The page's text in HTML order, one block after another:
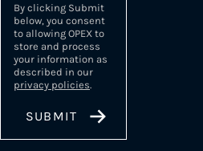
By clicking Submit
below, you consent
to allowing OPEX to
store and process
your information as
described in our
privacy policies.